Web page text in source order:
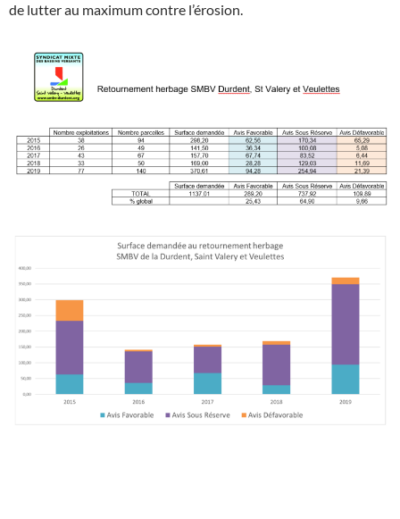
de lutter au maximum contre l’érosion.